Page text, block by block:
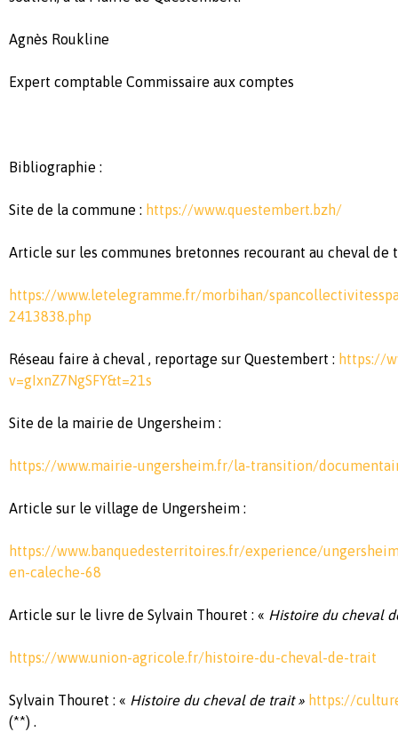
Agnès Roukline
Expert comptable Commissaire aux comptes
Bibliographie :
Site de la commune : https://www.questembert.bzh/
Article sur les communes bretonnes recourant au cheval de
https://www.letelegramme.fr/morbihan/
2413838.php
Réseau faire à cheval , reportage sur Questembert : https://
v=gIxnZ7NgSFY&t=21s
Site de la mairie de Ungersheim :
https://www.mairie-ungersheim.fr/la-transition/
Article sur le village de Ungersheim :
https://www.banquedesterritoires.fr/experience/
en-caleche-68
Article sur le livre de Sylvain Thouret : « Histoire du cheval
https://www.union-agricole.fr/histoire-du-cheval-de-trait
Sylvain Thouret : « Histoire du cheval de trait » https://
(**) .